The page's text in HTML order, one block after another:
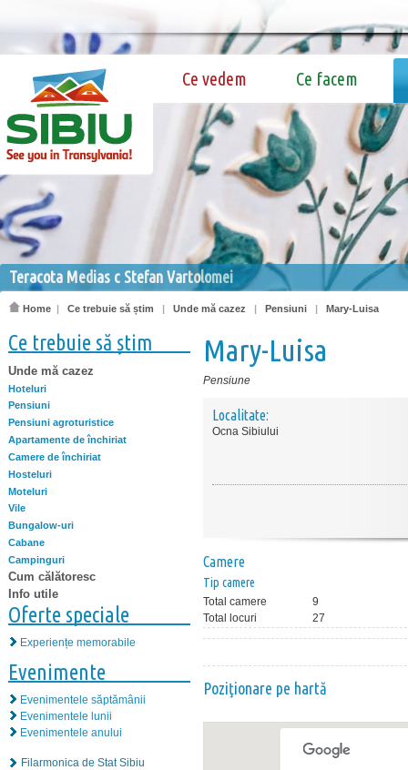
Ce vedem Ce facem
Teracota Medias c Stefan Vartolomei
Home | Ce trebuie să știm | Unde mă cazez | Pensiuni | Mary-Luisa
Ce trebuie să știm
Unde mă cazez
Hoteluri
Pensiuni
Pensiuni agroturistice
Apartamente de închiriat
Camere de închiriat
Hosteluri
Moteluri
Vile
Bungalow-uri
Cabane
Campinguri
Cum călătoresc
Info utile
Oferte speciale
Experiențe memorabile
Evenimente
Evenimentele săptămânii
Evenimentele lunii
Evenimentele anului
Filarmonica de Stat Sibiu
Mary-Luisa
Pensiune
Localitate:
Ocna Sibiului
Camere
Tip camere
Total camere
9
Total locuri
27
Poziţionare pe hartă